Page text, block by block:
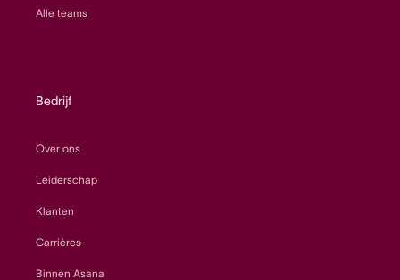
Alle teams
Bedrijf
Over ons
Leiderschap
Klanten
Carrières
Binnen Asana